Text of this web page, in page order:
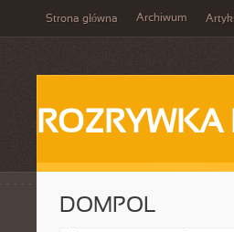
Strona główna Archiwum
DOMPOL